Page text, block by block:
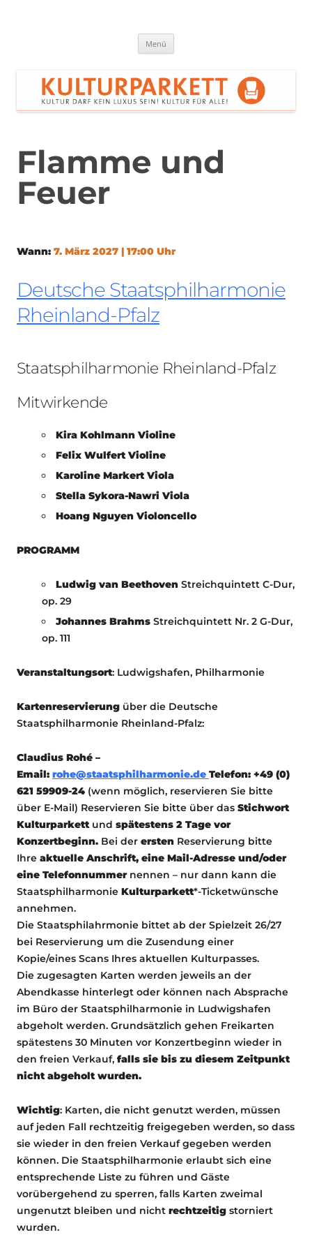
Menü
Flamme und
Feuer
Wann: 7. März 2027 | 17:00 Uhr
Deutsche Staatsphilharmonie
Rheinland-Pfalz
Staatsphilharmonie Rheinland-Pfalz
Mitwirkende
Kira Kohlmann Violine
Felix Wulfert Violine
Karoline Markert Viola
Stella Sykora-Nawri Viola
Hoang Nguyen Violoncello
PROGRAMM
Ludwig van Beethoven Streichquintett C-Dur,
op. 29
Johannes Brahms Streichquintett Nr. 2 G-Dur,
op. 111
Veranstaltungsort: Ludwigshafen, Philharmonie
Kartenreservierung über die Deutsche
Staatsphilharmonie Rheinland-Pfalz:
Claudius Rohé –
Email: rohe@staatsphilharmonie.de Telefon: +49 (0)
621 59909-24 (wenn möglich, reservieren Sie bitte
über E-Mail) Reservieren Sie bitte über das Stichwort
Kulturparkett und spätestens 2 Tage vor
Konzertbeginn. Bei der ersten Reservierung bitte
Ihre aktuelle Anschrift, eine Mail-Adresse und/oder
eine Telefonnummernennen – nur dann kann die
Staatsphilharmonie Kulturparkett*-Ticketwünsche
annehmen.
Die Staatsphilahrmonie bittet ab der Spielzeit 26/27
bei Reservierung um die Zusendung einer
Kopie/eines Scans Ihres aktuellen Kulturpasses.
Die zugesagten Karten werden jeweils an der
Abendkasse hinterlegt oder können nach Absprache
im Büro der Staatsphilharmonie in Ludwigshafen
abgeholt werden. Grundsätzlich gehen Freikarten
spätestens 30 Minuten vor Konzertbeginn wieder in
den freien Verkauf, falls sie bis zu diesem Zeitpunkt
nicht abgeholt wurden.
Wichtig: Karten, die nicht genutzt werden, müssen
auf jeden Fall rechtzeitig freigegeben werden, so dass
sie wieder in den freien Verkauf gegeben werden
können. Die Staatsphilharmonie erlaubt sich eine
entsprechende Liste zu führen und Gäste
vorübergehend zu sperren, falls Karten zweimal
ungenutzt bleiben und nicht rechtzeitig storniert
wurden.